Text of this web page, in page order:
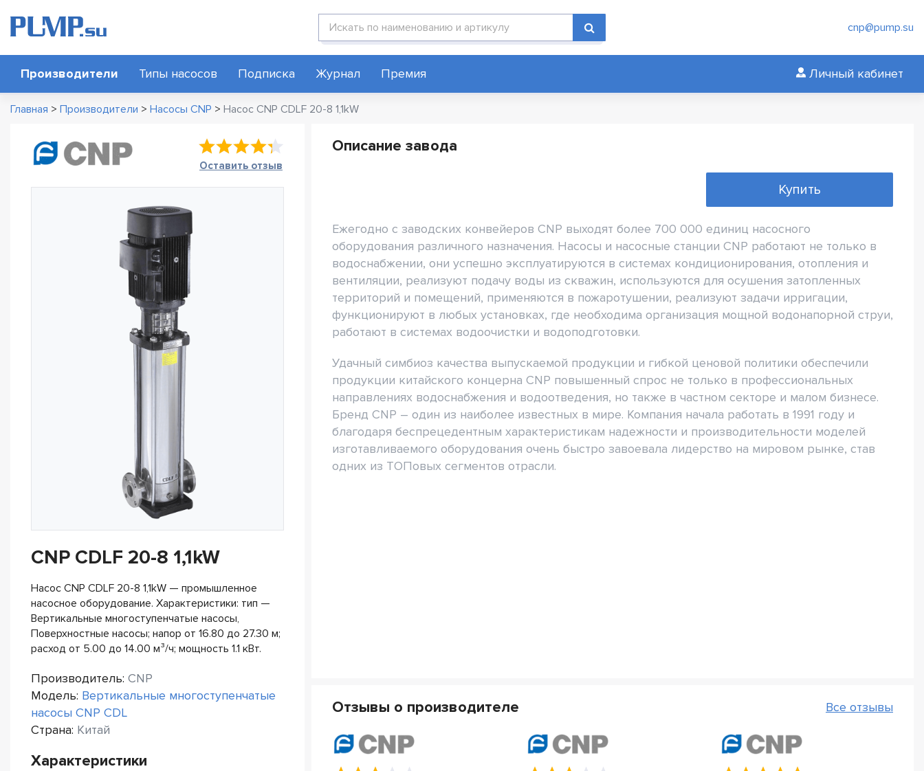
Поиск по каталогу cnp@pump.su
Производители Типы насосов Подписка Журнал Премия Личный кабинет
Главная > Производители > Насосы CNP > Насос CNP CDLF 20-8 1,1kW
Оставить отзыв
CNP CDLF 20-8 1,1kW
Насос CNP CDLF 20-8 1,1kW — промышленное
насосное оборудование. Характеристики: тип —
Вертикальные многоступенчатые насосы,
Поверхностные насосы; напор от 16.80 до 27.30 м;
расход от 5.00 до 14.00 м³/ч; мощность 1.1 кВт.
Производитель: CNP
Модель: Вертикальные многоступенчатые
насосы CNP CDL
Страна: Китай
Характеристики
Описание завода
Купить
Ежегодно с заводских конвейеров CNP выходят более 700 000 единиц насосного
оборудования различного назначения. Насосы и насосные станции CNP работают не только в
водоснабжении, они успешно эксплуатируются в системах кондиционирования, отопления и
вентиляции, реализуют подачу воды из скважин, используются для осушения затопленных
территорий и помещений, применяются в пожаротушении, реализуют задачи ирригации,
функционируют в любых установках, где необходима организация мощной водонапорной струи,
работают в системах водоочистки и водоподготовки.
Удачный симбиоз качества выпускаемой продукции и гибкой ценовой политики обеспечили
продукции китайского концерна CNP повышенный спрос не только в профессиональных
направлениях водоснабжения и водоотведения, но также в частном секторе и малом бизнесе.
Бренд CNP – один из наиболее известных в мире. Компания начала работать в 1991 году и
благодаря беспрецедентным характеристикам надежности и производительности моделей
изготавливаемого оборудования очень быстро завоевала лидерство на мировом рынке, став
одних из ТОПовых сегментов отрасли.
Отзывы о производителе Все отзывы